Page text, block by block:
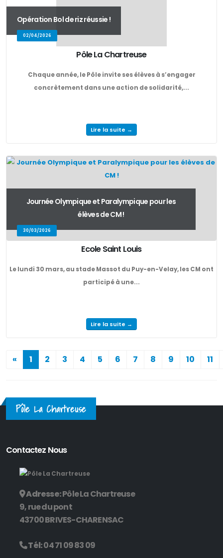
Opération Bol de riz réussie !
02/04/2026
Pôle La Chartreuse
Chaque année, le Pôle invite ses élèves à s’engager
concrètement dans une action de solidarité,...
Lire la suite →
Journée Olympique et Paralympique pour les
élèves de CM !
30/03/2026
Ecole Saint Louis
Le lundi 30 mars, au stade Massot du Puy-en-Velay, les CM ont
participé à une...
Lire la suite →
« 1 2 3 4 5 6 7 8 9 10 11
Pôle La Chartreuse
Contactez Nous
Adresse:Pôle La Chartreuse
9, rue du pont
43700 BRIVES-CHARENSAC
Tél:04 71 09 83 09